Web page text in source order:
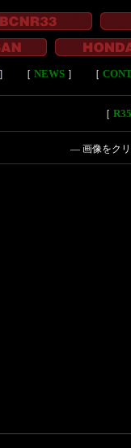
［ NEWS］ ［
［
― 画像をク